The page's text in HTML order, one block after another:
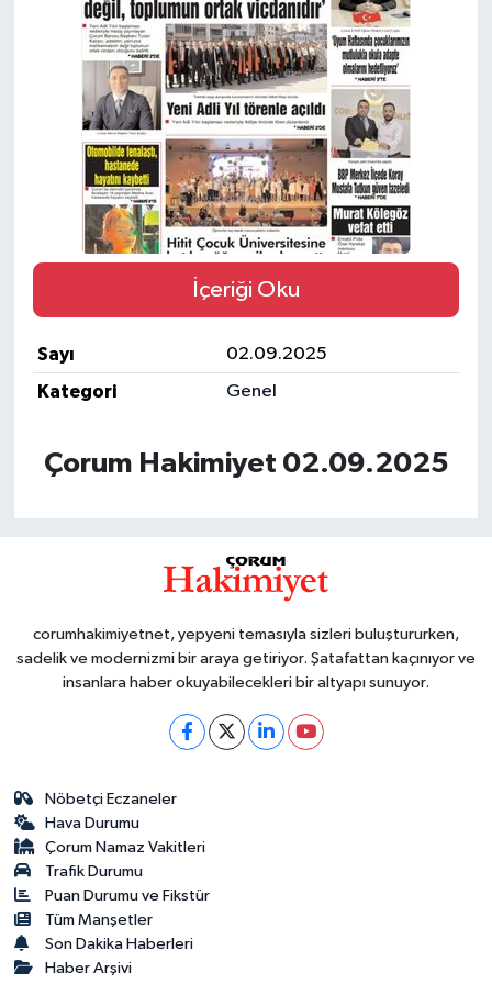
İçeriği Oku
Sayı
02.09.2025
Kategori
Genel
Çorum Hakimiyet 02.09.2025
corumhakimiyetnet, yepyeni temasıyla sizleri buluştururken,
sadelik ve modernizmi bir araya getiriyor. Şatafattan kaçınıyor ve
insanlara haber okuyabilecekleri bir altyapı sunuyor.
Nöbetçi Eczaneler
Hava Durumu
Çorum Namaz Vakitleri
Trafik Durumu
Puan Durumu ve Fikstür
Tüm Manşetler
Son Dakika Haberleri
Haber Arşivi
İLÇELER
OTOPARK
TEKNOLOJİ